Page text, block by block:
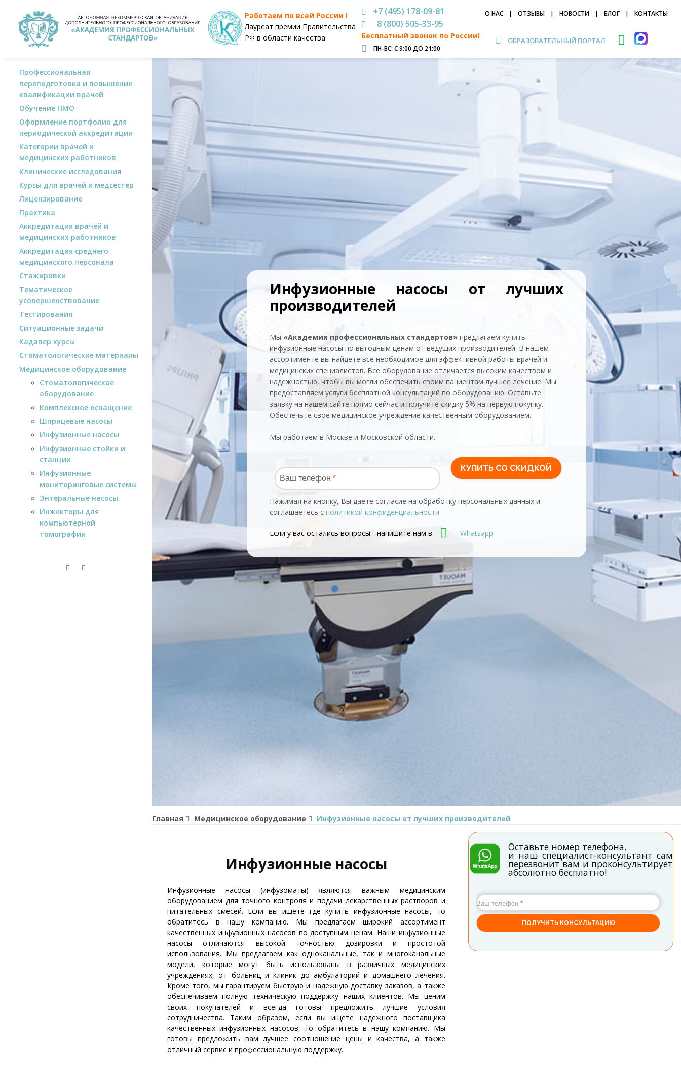
Профессиональная
переподготовка и повышение
квалификации врачей
Обучение НМО
Оформление портфолио для
периодической аккредитации
Категории врачей и
медицинских работников
Клинические исследования
Курсы для врачей и медсестер
Лицензирование
Практика
Аккредитация врачей и
медицинских работников
Аккредитация среднего
медицинского персонала
Стажировки
Тематическое
усовершенствование
Тестирования
Ситуационные задачи
Кадавер курсы
Стоматологические материалы
Медицинское оборудование
Стоматологическое
оборудование
Комплексное оснащение
Шприцевые насосы
Инфузионные насосы
Инфузионные стойки и
станции
Инфузионные
мониторинговые системы
Энтеральные насосы
Инжекторы для
компьютерной
томографии
Работаем по всей России !
Лауреат премии Правительства
РФ в области качества
+7 (495) 178-09-81
8 (800) 505-33-95
Бесплатный звонок по России!
ПН-ВС: С 9:00 ДО 21:00
О НАС | ОТЗЫВЫ | НОВОСТИ | БЛОГ | КОНТАКТЫ
ОБРАЗОВАТЕЛЬНЫЙ ПОРТАЛ
Инфузионные насосы от лучших
производителей
Мы «Академия профессиональных стандартов» предлагаем купить
инфузионные насосы по выгодным ценам от ведущих производителей. В нашем
ассортименте вы найдете все необходимое для эффективной работы врачей и
медицинских специалистов. Все оборудование отличается высоким качеством и
надежностью, чтобы вы могли обеспечить своим пациентам лучшее лечение. Мы
предоставляем услуги бесплатной консультаций по оборудованию. Оставьте
заявку на нашем сайте прямо сейчас и получите скидку 5% на первую покупку.
Обеспечьте своё медицинское учреждение качественным оборудованием.
Мы работаем в Москве и Московской области.
Нажимая на кнопку, Вы даёте согласие на обработку персональных данных и
соглашаетесь сполитикой конфиденциальности
Если у вас остались вопросы - напишите нам в Whatsapp
Главная Медицинское оборудование Инфузионные насосы от лучших производителей
Инфузионные насосы
Инфузионные насосы (инфузоматы) являются важным медицинским
оборудованием для точного контроля и подачи лекарственных растворов и
питательных смесей. Если вы ищете где купить инфузионные насосы, то
обратитесь в нашу компанию. Мы предлагаем широкий ассортимент
качественных инфузионных насосов по доступным ценам. Наши инфузионные
насосы отличаются высокой точностью дозировки и простотой
использования. Мы предлагаем как одноканальные, так и многоканальные
модели, которые могут быть использованы в различных медицинских
учреждениях, от больниц и клиник до амбулаторий и домашнего лечения.
Кроме того, мы гарантируем быструю и надежную доставку заказов, а также
обеспечиваем полную техническую поддержку наших клиентов. Мы ценим
своих покупателей и всегда готовы предложить лучшие условия
сотрудничества. Таким образом, если вы ищете надежного поставщика
качественных инфузионных насосов, то обратитесь в нашу компанию. Мы
готовы предложить вам лучшее соотношение цены и качества, а также
отличный сервис и профессиональную поддержку.
Оставьте номер телефона,
и наш специалист-консультант сам
перезвонит вам и проконсультирует
абсолютно бесплатно!